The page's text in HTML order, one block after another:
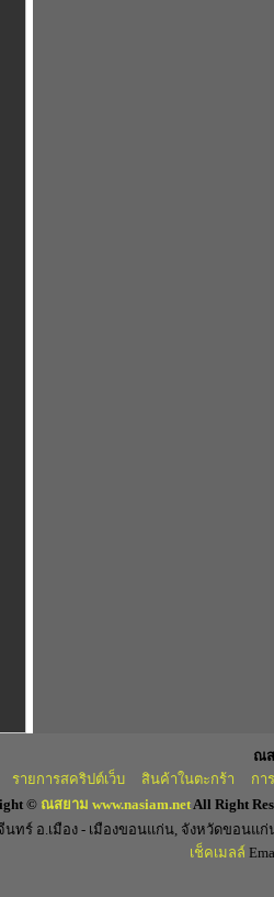
ณส
รายการสคริปต์เว็บ สินค้าในตะกร้า
กา
© ณสยาม www.nasiam.netAll Right
นทร์ อ.เมือง - เมืองขอนแก่น, จังหวัดขอนแก่
เช็คเมลล์